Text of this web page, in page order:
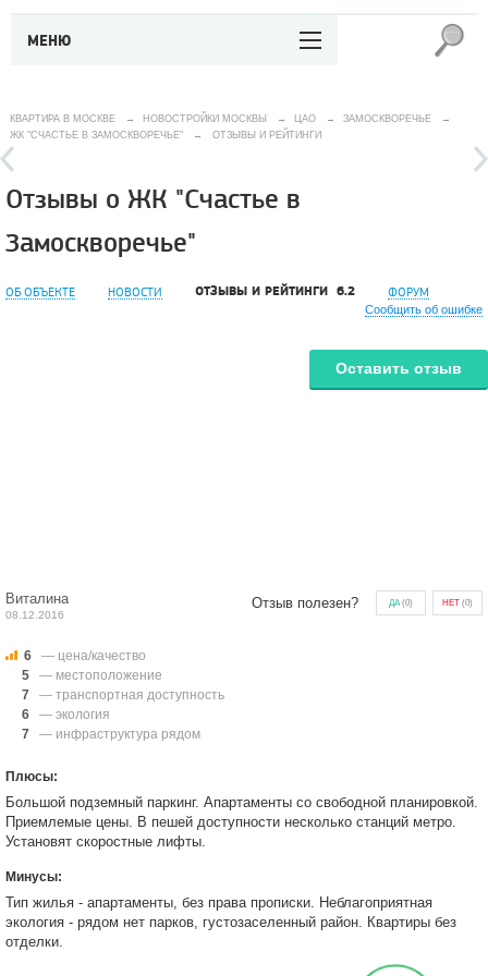
МЕНЮ
КВАРТИРА В МОСКВЕ → НОВОСТРОЙКИ МОСКВЫ → ЦАО → ЗАМОСКВОРЕЧЬЕ
→
ЖК "СЧАСТЬЕ В ЗАМОСКВОРЕЧЬЕ"
→ ОТЗЫВЫ И РЕЙТИНГИ
Отзывы о ЖК "Счастье в
Замоскворечье"
ОБ ОБЪЕКТЕ НОВОСТИ ОТЗЫВЫ И РЕЙТИНГИ 6.2 ФОРУМ
Сообщить об ошибке
Оставить отзыв
Виталина
08.12.2016
Отзыв полезен? ДА(0) НЕТ (0)
6
— цена/качество
5
— местоположение
7
— транспортная доступность
6
— экология
7
— инфраструктура рядом
Плюсы:
Большой подземный паркинг. Апартаменты со свободной планировкой.
Приемлемые цены. В пешей доступности несколько станций метро.
Установят скоростные лифты.
Минусы:
Тип жилья - апартаменты, без права прописки. Неблагоприятная
экология - рядом нет парков, густозаселенный район. Квартиры без
отделки.